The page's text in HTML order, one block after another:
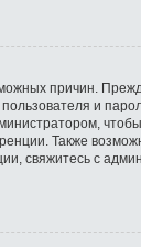
причин.
и
Также
свяжитесь с